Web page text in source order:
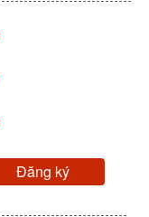
Đăng ký